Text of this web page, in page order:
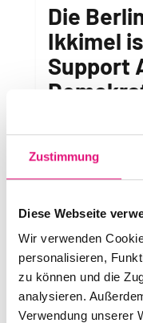
Zustimmung
Diese Webseite
Wir verwenden
personalisieren,
zu können und die
analysieren.
Verwendung unserer
Die
Ikkimel
Support
vonNico Garms
Auftakt des
Juli). Sie wird
Brandenburger
Künstlerin ist
queeren Szene